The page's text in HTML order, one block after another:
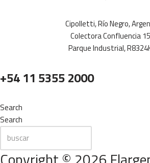
Cipolletti, Río Negro,
Colectora Confluencia
Parque Industrial,
+54 11 5355 2000
Search
Search